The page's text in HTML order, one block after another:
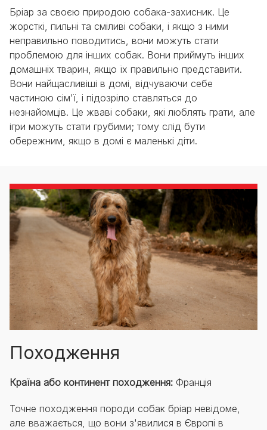
Бріар за своєю природою собака-захисник. Це
жорсткі, пильні та сміливі собаки, і якщо з ними
неправильно поводитись, вони можуть стати
проблемою для інших собак. Вони приймуть інших
домашніх тварин, якщо їх правильно представити.
Вони найщасливіші в домі, відчуваючи себе
частиною сім'ї, і підозріло ставляться до
незнайомців. Це жваві собаки, які люблять грати, але
ігри можуть стати грубими; тому слід бути
обережним, якщо в домі є маленькі діти.
Походження
Країна або континент походження: Франція
Точне походження породи собак бріар невідоме,
але вважається, що вони з'явилися в Європі в